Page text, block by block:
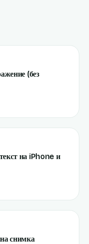
(без
на iPhone и
снимка